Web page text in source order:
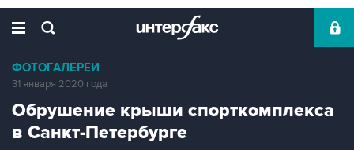
ФОТОГАЛЕРЕИ
31 января 2020 года
Обрушение крыши спорткомплекса
в Санкт-Петербурге